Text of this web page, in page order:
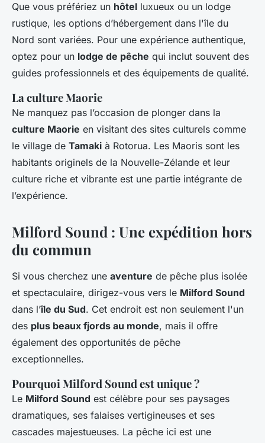
Que vous préfériez un hôtel luxueux ou un lodge
rustique, les options d’hébergement dans l'île du
Nord sont variées. Pour une expérience authentique,
optez pour un lodge de pêche qui inclut souvent des
guides professionnels et des équipements de qualité.
La culture Maorie
Ne manquez pas l’occasion de plonger dans la
culture Maorie en visitant des sites culturels comme
le village de Tamaki à Rotorua. Les Maoris sont les
habitants originels de la Nouvelle-Zélande et leur
culture riche et vibrante est une partie intégrante de
l’expérience.
Milford Sound : Une expédition hors
du commun
Si vous cherchez une aventure de pêche plus isolée
et spectaculaire, dirigez-vous vers le Milford Sound
dans l’île du Sud. Cet endroit est non seulement l'un
des plus beaux fjords au monde, mais il offre
également des opportunités de pêche
exceptionnelles.
Pourquoi Milford Sound est unique ?
Le Milford Sound est célèbre pour ses paysages
dramatiques, ses falaises vertigineuses et ses
cascades majestueuses. La pêche ici est une